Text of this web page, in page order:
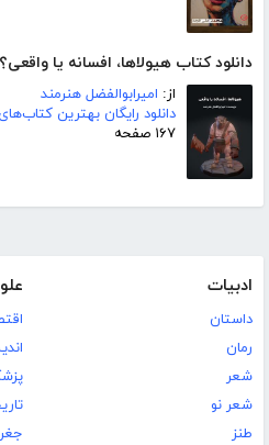
دانلود کتاب هیولاها، افسانه یا واقعی؟
از: امیرابوالفضل هنرمند
دانلود رایگان بهترین
۱۶۷ صفحه
ادبیات
داستان
رمان
شعر
شعر نو
طنز